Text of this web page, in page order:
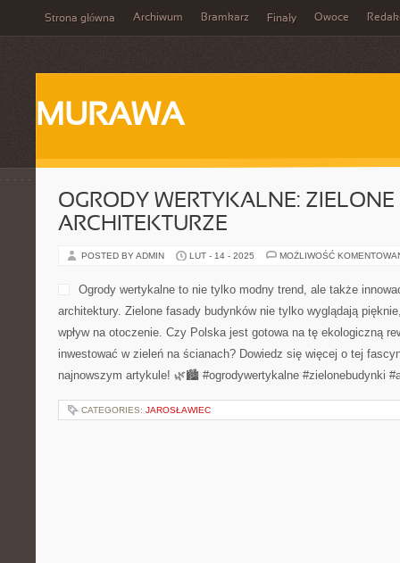
Strona główna Archiwum Bramkarz Finały Owoce
MURAWA
OGRODY WERTYKALNE: ZIELONE
ARCHITEKTURZE
POSTED BY ADMIN LUT - 14 - 2025 MOŻLIWOŚĆ
Ogrody wertykalne to nie tylko modny trend, ale także
architektury. Zielone fasady budynków nie tylko wyglądają
wpływ na otoczenie. Czy Polska jest gotowa na tę ekologiczną
inwestować w zieleń na ścianach? Dowiedz się więcej o tej
najnowszym artykule! 🌿🏙️ #ogrodywertykalne #zielonebudynki
CATEGORIES: JAROSŁAWIEC